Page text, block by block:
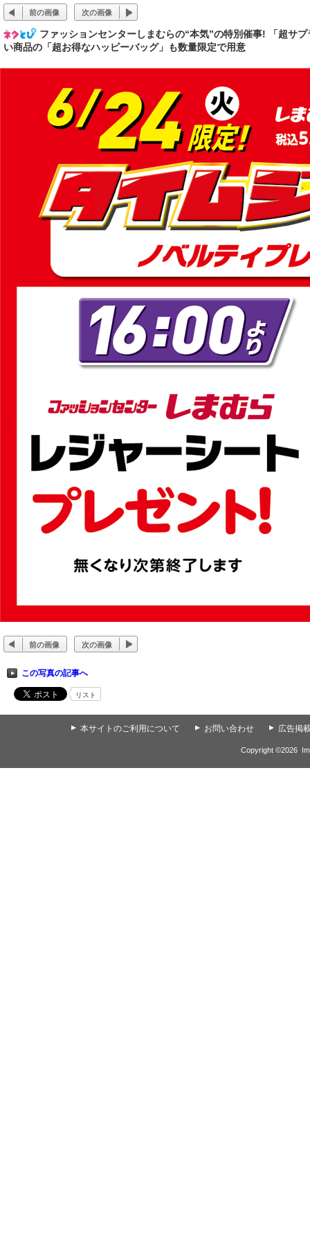
前の画像 次の画像
ファッションセンターしまむらの“本気”の特別催事! 「超サ
い商品の「超お得なハッピーバッグ」も数量限定で用意
前の画像 次の画像
この写真の記事へ
リスト
▲ 本サイトのご利用について ▲ お問い合わせ ▲ 広告掲
Copyright ©2026